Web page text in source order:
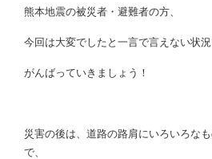
熊本地震の被災者・避難者の方、
今回は大変でしたと一言で言えない状況
がんばっていきましょう！
災害の後は、道路の路肩にいろいろな
で、